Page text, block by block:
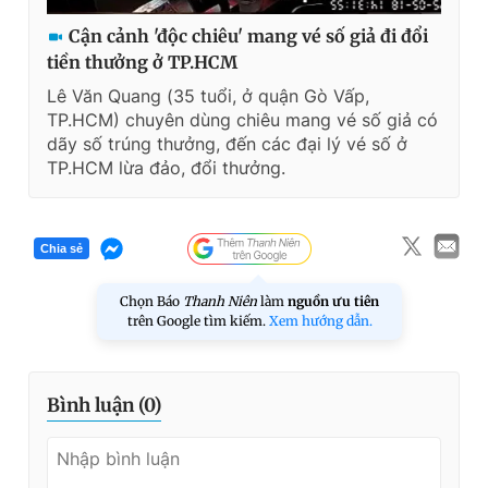
Cận cảnh 'độc chiêu' mang vé số giả đi đổi
tiền thưởng ở TP.HCM
Lê Văn Quang (35 tuổi, ở quận Gò Vấp,
TP.HCM) chuyên dùng chiêu mang vé số giả có
dãy số trúng thưởng, đến các đại lý vé số ở
TP.HCM lừa đảo, đổi thưởng.
Chia sẻ
Chọn Báo Thanh Niên làm nguồn ưu tiên
trên Google tìm kiếm. Xem hướng dẫn.
Bình luận (0)